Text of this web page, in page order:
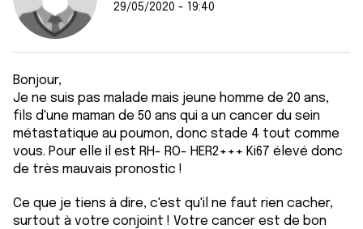
29/05/2020 - 19:40
Bonjour,
Je ne suis pas malade mais jeune homme de 20 ans,
fils d'une maman de 50 ans qui a un cancer du sein
métastatique au poumon, donc stade 4 tout comme
vous. Pour elle il est RH- RO- HER2+++ Ki67 élevé donc
de très mauvais pronostic !
Ce que je tiens à dire, c'est qu'il ne faut rien cacher,
surtout à votre conjoint ! Votre cancer est de bon